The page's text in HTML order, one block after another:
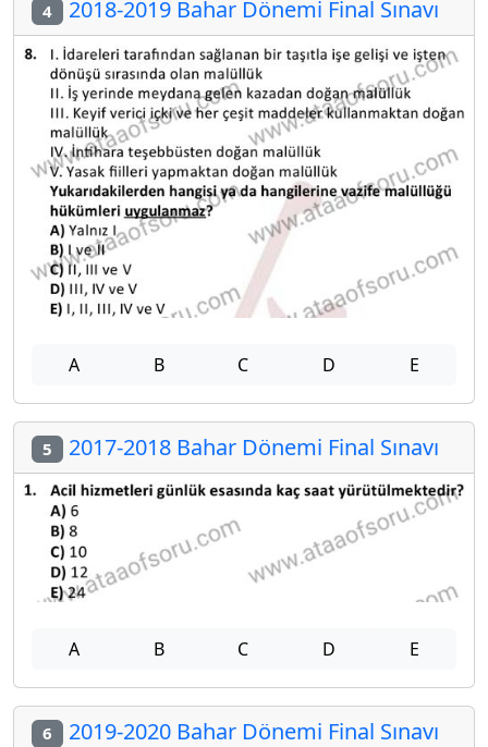
4 2018-2019 Bahar Dönemi Final Sınavı
A B C D E
5 2017-2018 Bahar Dönemi Final Sınavı
A B C D E
6 2019-2020 Bahar Dönemi Final Sınavı